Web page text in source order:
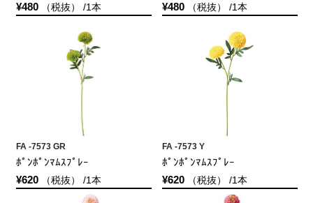
¥480（税抜） /1本
¥480（税抜） /1本
FA -7573 GR
ﾎﾟﾝﾎﾟﾝﾏﾑｽﾌﾟﾚｰ
¥620（税抜） /1本
FA -7573 Y
ﾎﾟﾝﾎﾟﾝﾏﾑｽﾌﾟﾚｰ
¥620（税抜） /1本